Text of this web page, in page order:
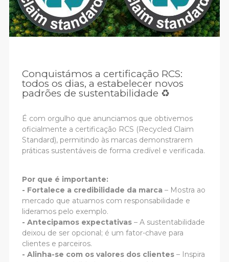
Conquistámos a certificação RCS:
todos os dias, a estabelecer novos
padrões de sustentabilidade ♻️
É com orgulho que anunciamos que obtivemos
oficialmente a certificação RCS (Recycled Claim
Standard), permitindo às marcas demonstrarem
práticas sustentáveis de forma credível e verificada.
Por que é importante:
- Fortalece a credibilidade da marca– Mostra ao
mercado que atuamos com responsabilidade e
lideramos pelo exemplo.
- Antecipamos expectativas– A sustentabilidade
deixou de ser opcional; é um fator-chave para
clientes e parceiros.
- Alinha-se com os valores dos clientes– Inspira